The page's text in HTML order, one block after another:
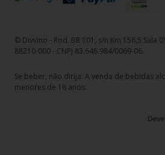
© Divvino - Rod. BR 101, s/n Km 156,5 Sala
88210-000 - CNPJ 83.646.984/0069-06.
Se beber, não dirija. A venda de bebidas
menores de 18 anos.